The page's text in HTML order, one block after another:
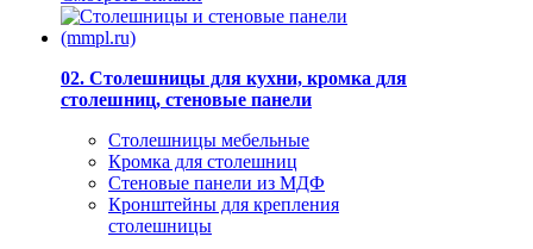
02. Столешницы для кухни, кромка для
столешниц, стеновые панели
Столешницы мебельные
Кромка для столешниц
Стеновые панели из МДФ
Кронштейны для крепления
столешницы